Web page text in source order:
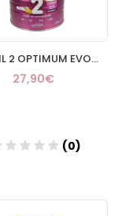
BLEMIL 2 OPTIMUM EVOLUTION LATA 800 G
27,90€
(0)